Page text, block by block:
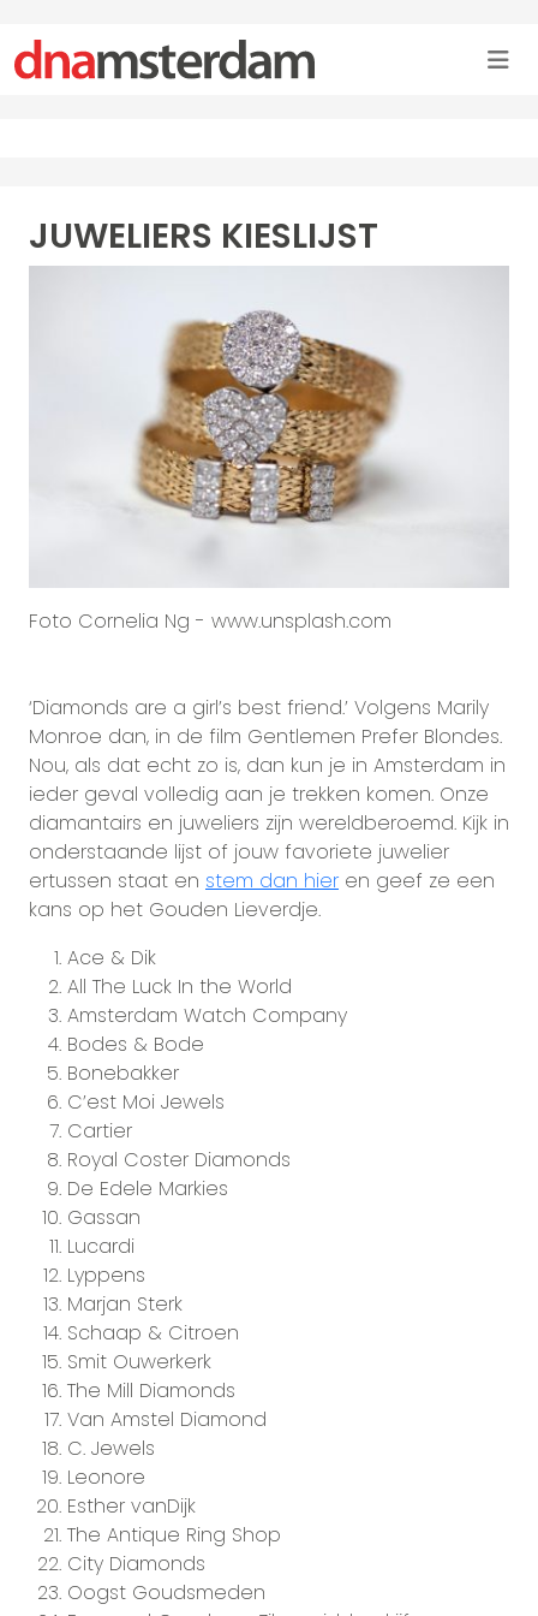
JUWELIERS KIESLIJST
Foto Cornelia Ng - www.unsplash.com
‘Diamonds are a girl’s best friend.’ Volgens Marily
Monroe dan, in de film Gentlemen Prefer Blondes.
Nou, als dat echt zo is, dan kun je in Amsterdam in
ieder geval volledig aan je trekken komen. Onze
diamantairs en juweliers zijn wereldberoemd. Kijk in
onderstaande lijst of jouw favoriete juwelier
ertussen staat en stem dan hier en geef ze een
kans op het Gouden Lieverdje.
Ace & Dik
All The Luck In the World
Amsterdam Watch Company
Bodes & Bode
Bonebakker
C’est Moi Jewels
Cartier
Royal Coster Diamonds
De Edele Markies
Gassan
Lucardi
Lyppens
Marjan Sterk
Schaap & Citroen
Smit Ouwerkerk
The Mill Diamonds
Van Amstel Diamond
C. Jewels
Leonore
Esther vanDijk
The Antique Ring Shop
City Diamonds
Oogst Goudsmeden